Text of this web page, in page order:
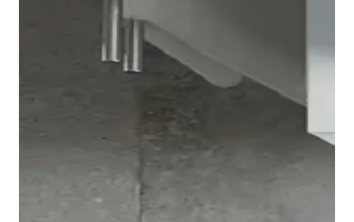
Vero Air 座便器不仅在外观设计上，更在其功能性上都令